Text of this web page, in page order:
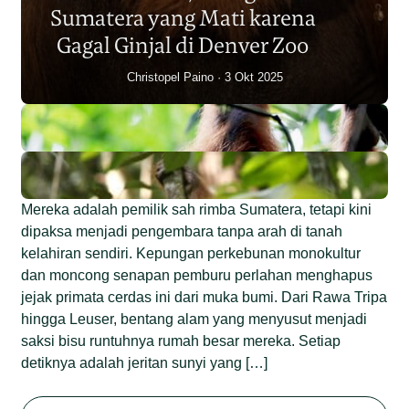
Junaidi Hanafiah 14 Jul 2026
Sumatera yang Mati karena
Gagal Ginjal di Denver Zoo
Christopel Paino 3 Okt 2025
Mereka adalah pemilik sah rimba Sumatera, tetapi kini
dipaksa menjadi pengembara tanpa arah di tanah
kelahiran sendiri. Kepungan perkebunan monokultur
dan moncong senapan pemburu perlahan menghapus
jejak primata cerdas ini dari muka bumi. Dari Rawa Tripa
hingga Leuser, bentang alam yang menyusut menjadi
saksi bisu runtuhnya rumah besar mereka. Setiap
detiknya adalah jeritan sunyi yang […]